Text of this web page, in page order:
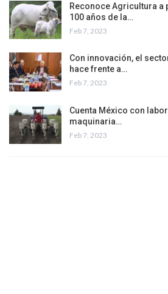
Reconoce Agricultura a
100 años de la…
Feb 7, 2023
Con innovación, el
hace frente a…
Feb 7, 2023
Cuenta México con
maquinaria…
Feb 7, 2023